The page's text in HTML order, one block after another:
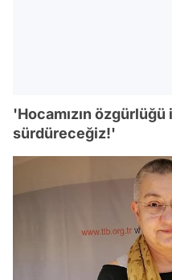
'Hocamızın
sürdüreceğiz!'